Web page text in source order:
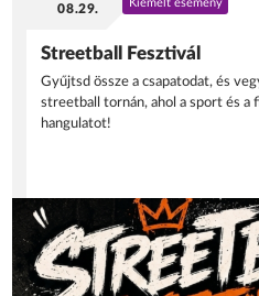
08.29.
Kiemelt esemény
Streetball Fesztivál
Gyűjtsd össze a csapatodat, és
streetball tornán, ahol a sport és a
hangulatot!